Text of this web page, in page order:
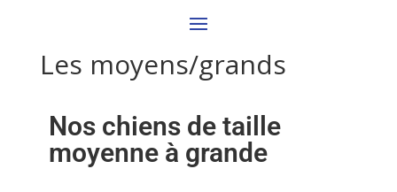
Les moyens/grands
Nos chiens de taille
moyenne à grande